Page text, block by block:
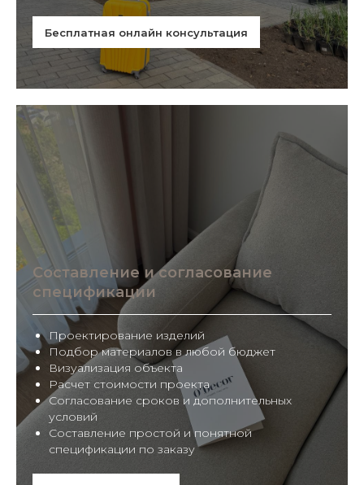
Бесплатная онлайн консультация
Составление и согласование
спецификации
Проектирование изделий
Подбор материалов в любой бюджет
Визуализация объекта
Расчет стоимости проекта
Согласование сроков и дополнительных
условий
Составление простой и понятной
спецификации по заказу